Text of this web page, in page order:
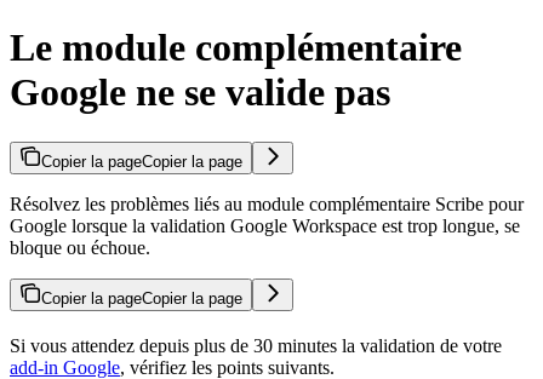
Le module complémentaire
Google ne se valide pas
Copier la pageCopier la page
Résolvez les problèmes liés au module complémentaire Scribe pour
Google lorsque la validation Google Workspace est trop longue, se
bloque ou échoue.
Copier la pageCopier la page
Si vous attendez depuis plus de 30 minutes la validation de votre
add-in Google, vérifiez les points suivants.